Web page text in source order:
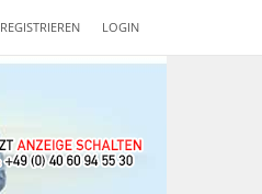
REGISTRIEREN LOGIN